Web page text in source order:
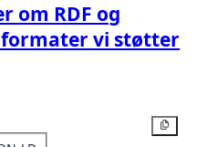
om RDF og
vi støtter